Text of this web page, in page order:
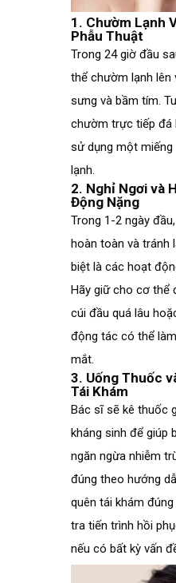
1. Chườm Lạnh
Phẫu Thuật
Trong 24 giờ đầu
thể chườm lạnh lên
sưng và bầm tím.
chườm trực tiếp đá
sử dụng một
lạnh.
2. Nghỉ Ngơi và
Động Nặng
Trong 1-2 ngày
hoàn toàn và tránh
biệt là các hoạt
Hãy giữ cho cơ thể
cúi đầu quá lâu
động tác có thể
mắt.
3. Uống Thuốc
Tái Khám
Bác sĩ sẽ kê thuốc
kháng sinh để giúp
ngăn ngừa nhiễm
đúng theo hướng
quên tái khám
tra tiến trình hồi
nếu có bất kỳ vấn